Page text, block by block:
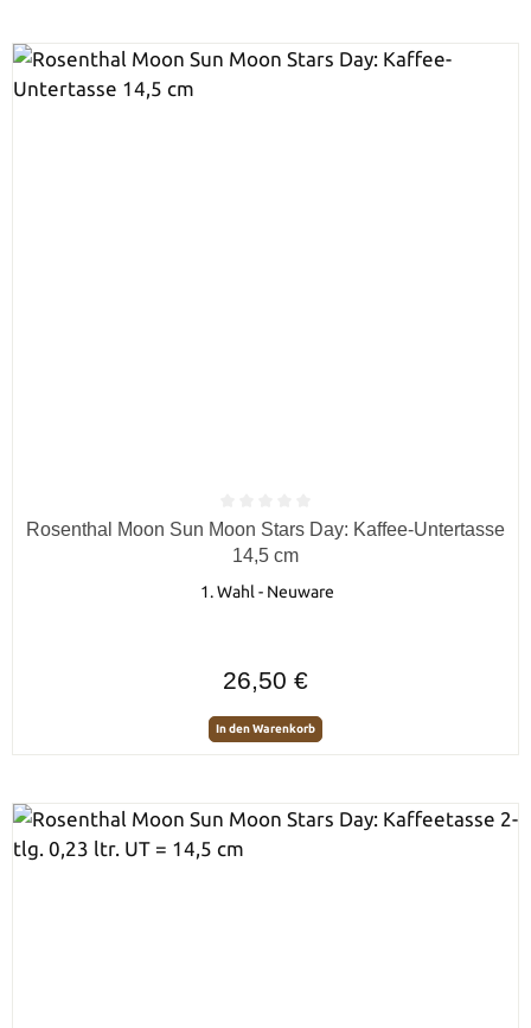
Durchschnittliche Bewertung von 0 von 5 Sternen
Rosenthal Moon Sun Moon Stars Day: Kaffee-Untertasse
14,5 cm
1. Wahl - Neuware
26,50 €
In den Warenkorb